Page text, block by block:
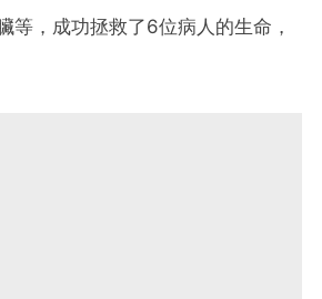
等，成功拯救了6位病人的生命，